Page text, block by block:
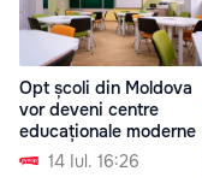
Opt școli din Moldova
vor deveni centre
educaționale moderne
14 Iul. 16:26